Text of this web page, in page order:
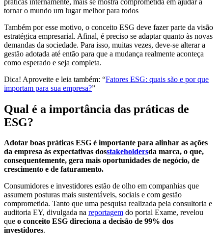
tornar o mundo um lugar melhor para todos
Também por esse motivo, o conceito ESG deve fazer parte da visão
estratégica empresarial. Afinal, é preciso se adaptar quanto às novas
demandas da sociedade. Para isso, muitas vezes, deve-se alterar a
gestão adotada até então para que a mudança realmente aconteça
como esperado e seja completa.
Dica! Aproveite e leia também: “Fatores ESG: quais são e por que
importam para sua empresa?”
Qual é a importância das práticas de
ESG?
Adotar boas práticas ESG é importante para alinhar as ações
da empresa às expectativas dosstakeholdersda marca, o que,
consequentemente, gera mais oportunidades de negócio, de
crescimento e de faturamento.
Consumidores e investidores estão de olho em companhias que
assumem posturas mais sustentáveis, sociais e com gestão
comprometida. Tanto que uma pesquisa realizada pela consultoria e
auditoria EY, divulgada na reportagem do portal Exame, revelou
que o conceito ESG direciona a decisão de 99% dos
investidores.